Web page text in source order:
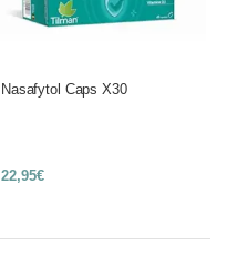
Nasafytol Caps X30
22,95€